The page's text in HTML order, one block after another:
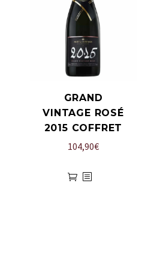
GRAND
VINTAGE ROSÉ
2015 COFFRET
104,90€